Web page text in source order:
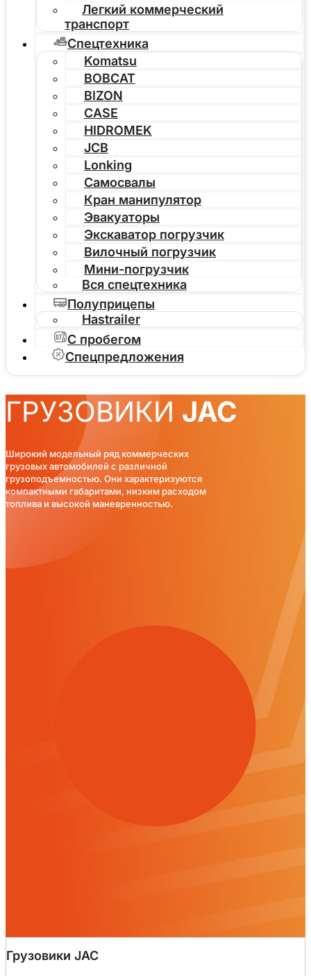
Легкий коммерческий
транспорт
Спецтехника
Komatsu
BOBCAT
BIZON
CASE
HIDROMEK
JCB
Lonking
Самосвалы
Кран манипулятор
Эвакуаторы
Экскаватор погрузчик
Вилочный погрузчик
Мини-погрузчик
Вся спецтехника
Полуприцепы
Hastrailer
С пробегом
Спецпредложения
ГРУЗОВИКИ JAC
Широкий модельный ряд коммерческих
грузовых автомобилей с различной
грузоподъемностью. Они характеризуются
компактными габаритами, низким расходом
топлива и высокой маневренностью.
Грузовики JAC